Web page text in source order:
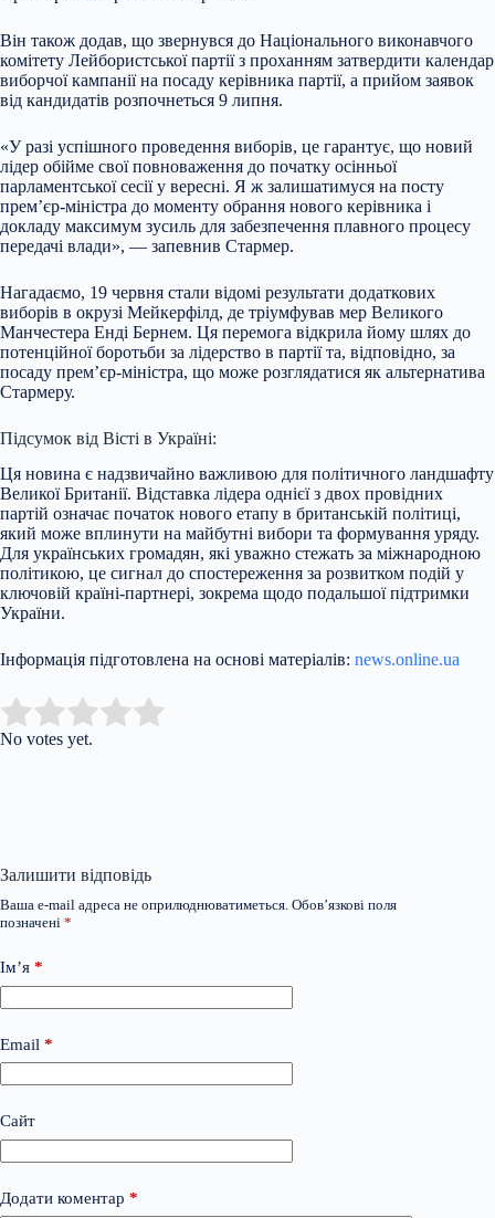
Він також додав, що звернувся до Національного виконавчого
комітету Лейбористської партії з проханням затвердити календар
виборчої кампанії на посаду керівника партії, а прийом заявок
від кандидатів розпочнеться 9 липня.
«У разі успішного проведення виборів, це гарантує, що новий
лідер обійме свої повноваження до початку осінньої
парламентської сесії у вересні. Я ж залишатимуся на посту
прем’єр-міністра до моменту обрання нового керівника і
докладу максимум зусиль для забезпечення плавного процесу
передачі влади», — запевнив Стармер.
Нагадаємо, 19 червня стали відомі результати додаткових
виборів в окрузі Мейкерфілд, де тріумфував мер Великого
Манчестера Енді Бернем. Ця перемога відкрила йому шлях до
потенційної боротьби за лідерство в партії та, відповідно, за
посаду прем’єр-міністра, що може розглядатися як альтернатива
Стармеру.
Підсумок від Вісті в Україні:
Ця новина є надзвичайно важливою для політичного ландшафту
Великої Британії. Відставка лідера однієї з двох провідних
партій означає початок нового етапу в британській політиці,
який може вплинути на майбутні вибори та формування уряду.
Для українських громадян, які уважно стежать за міжнародною
політикою, це сигнал до спостереження за розвитком подій у
ключовій країні-партнері, зокрема щодо подальшої підтримки
України.
Інформація підготовлена на основі матеріалів: news.online.ua
Rate this item:
No votes yet.
Залишити відповідь
Ваша e-mail адреса не оприлюднюватиметься. Обов’язкові поля
позначені *
Ім’я *
Email *
Сайт
Додати коментар *